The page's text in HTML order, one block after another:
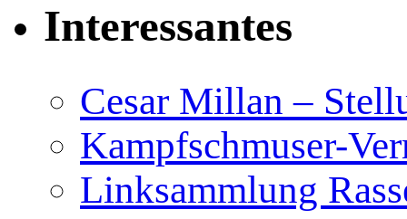
Interessantes
Cesar Millan –
Kampfschmuser-
Linksammlung